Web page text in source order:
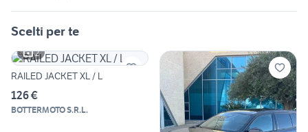
Scelti per te
2
RAILED JACKET XL / L
126 €
BOTTERMOTO S.R.L.